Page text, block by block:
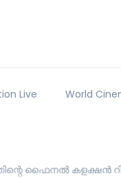
Live World
ഫൈനൽ കളക്ഷൻ